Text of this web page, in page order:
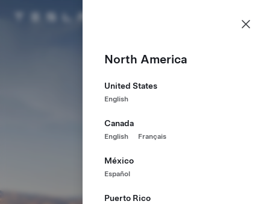
Tesla hjemmeside
North America
United States
English
Canada
English Français
México
Español
Puerto Rico